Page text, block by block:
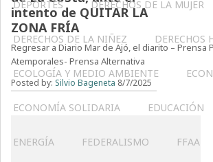
DEPORTES DERECHOS DE LA MUJER
DERECHOS DE LA NIÑEZ DERECHOS
ECOLOGÍA Y MEDIO AMBIENTE
ECONOMÍA SOLIDARIA EDUCACIÓN
ENERGÍA FEDERALISMO FFAA
intento de QUITAR LA
ZONA FRÍA
Regresar a Diario Mar de Ajó, el diarito – Prensa
Atemporales- Prensa Alternativa
Posted by: Silvio Bageneta 8/7/2025